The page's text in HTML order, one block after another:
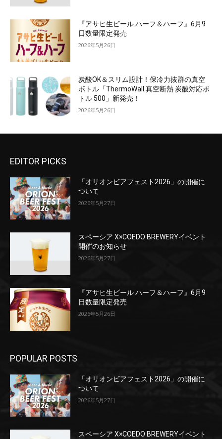
『アサヒ生ビール ハーフ＆ハーフ』6月9
日数量限定発売
2026年5月26日
炭酸OK＆スリム設計！保冷力抜群の真空
ボトル「ThermoWall 真空断熱 炭酸対応ボ
トル 500」新発売！
2026年5月26日
EDITOR PICKS
「オリオンビアフェスト2026」の開催に
ついて
2026年5月27日
スペーシア X×COEDO BREWERYイベント
開催のお知らせ
2026年5月27日
『アサヒ生ビール ハーフ＆ハーフ』6月9
日数量限定発売
2026年5月26日
POPULAR POSTS
「オリオンビアフェスト2026」の開催に
ついて
2026年5月27日
スペーシア X×COEDO BREWERYイベント